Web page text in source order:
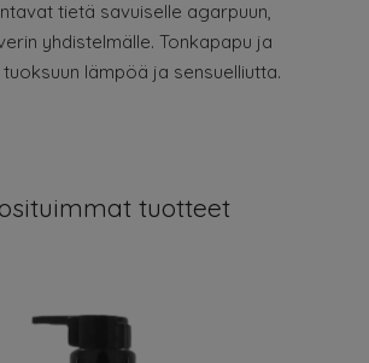
tietä savuiselle agarpuun,
yhdistelmälle. Tonkapapu ja
lämpöä ja sensuelliutta.
tuotteet